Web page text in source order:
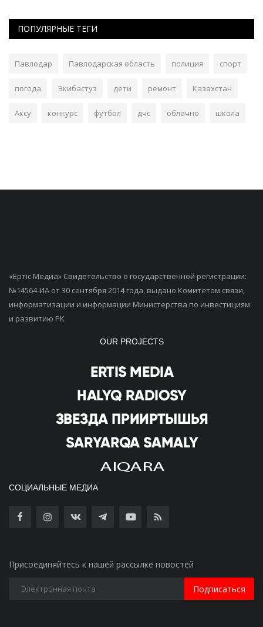
ПОПУЛЯРНЫЕ ТЕГИ
Павлодар Павлодарская область полиция спорт
погода Экибастуз дети ремонт Казахстан
Аксу конкурс футбол дчс облачно школа
«Ертiс Медиа» Свидетельство о государственной регистрации:
№14564-ИА от 30 сентября 2014 года, выдано Комитетом связи,
информатизации и информации Министерства по инвестициям
и развитию РК
OUR PROJECTS
СОЦИАЛЬНЫЕ МЕДИА
Присоединяйтесь к нашей рассылке новостей
Подписаться